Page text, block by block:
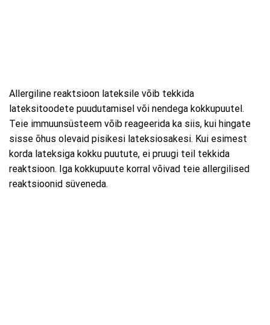
Allergiline reaktsioon lateksile võib tekkida
lateksitoodete puudutamisel või nendega kokkupuutel.
Teie immuunsüsteem võib reageerida ka siis, kui hingate
sisse õhus olevaid pisikesi lateksiosakesi. Kui esimest
korda lateksiga kokku puutute, ei pruugi teil tekkida
reaktsioon. Iga kokkupuute korral võivad teie allergilised
reaktsioonid süveneda.